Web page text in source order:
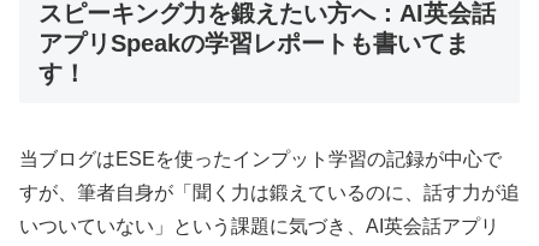
スピーキング力を鍛えたい方へ：AI英会話
アプリSpeakの学習レポートも書いてま
す！
当ブログはESEを使ったインプット学習の記録が中心で
すが、筆者自身が「聞く力は鍛えているのに、話す力が追
いついていない」という課題に気づき、AI英会話アプリ